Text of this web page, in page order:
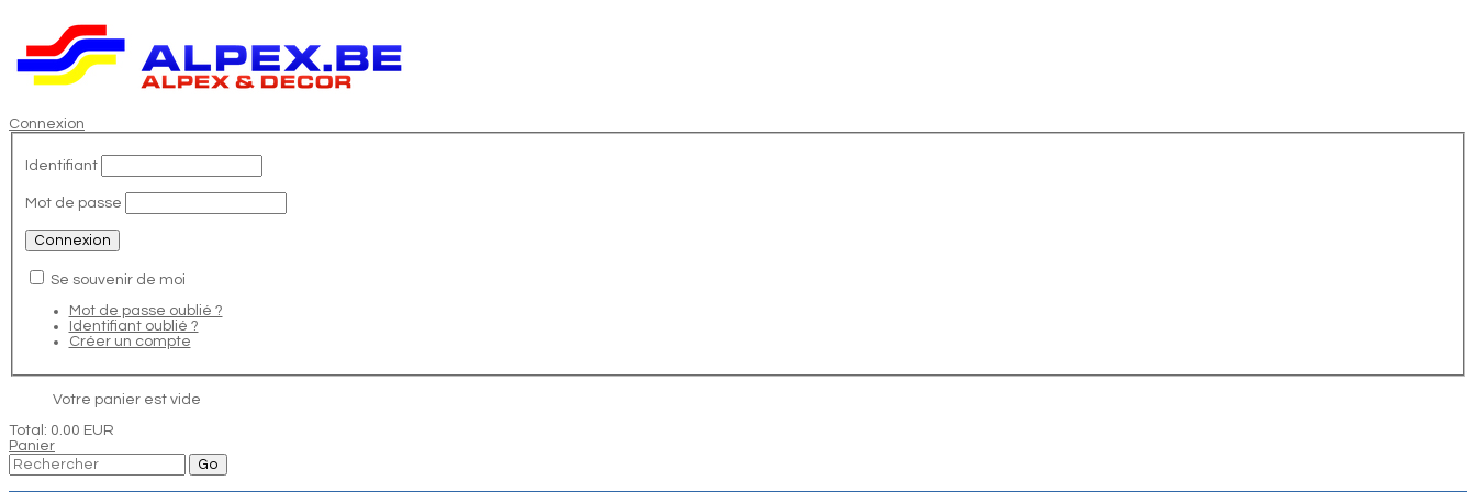
Connexion
Identifiant
Mot de passe
Se souvenir de moi
Mot de passe oublié ?
Identifiant oublié ?
Créer un compte
Votre panier est vide
Total: 0.00 EUR
Panier